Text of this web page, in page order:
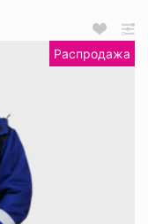
Распродажа